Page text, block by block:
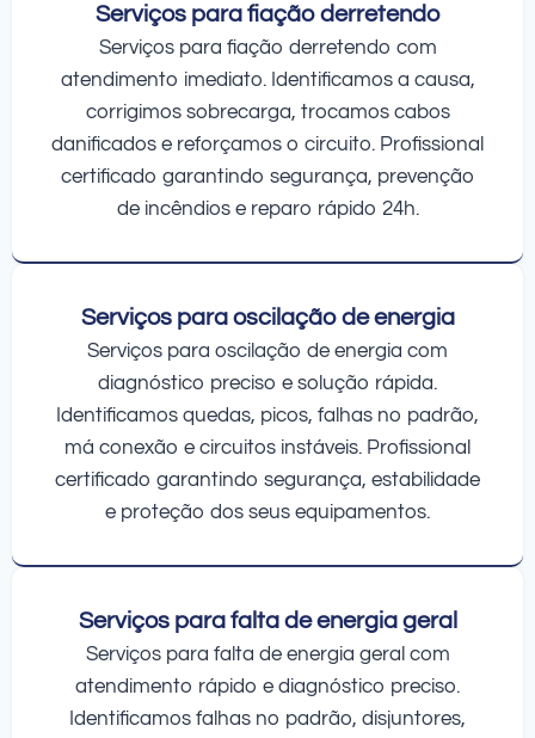
Serviços para fiação derretendo
Serviços para fiação derretendo com
atendimento imediato. Identificamos a causa,
corrigimos sobrecarga, trocamos cabos
danificados e reforçamos o circuito. Profissional
certificado garantindo segurança, prevenção
de incêndios e reparo rápido 24h.
Serviços para oscilação de energia
Serviços para oscilação de energia com
diagnóstico preciso e solução rápida.
Identificamos quedas, picos, falhas no padrão,
má conexão e circuitos instáveis. Profissional
certificado garantindo segurança, estabilidade
e proteção dos seus equipamentos.
Serviços para falta de energia geral
Serviços para falta de energia geral com
atendimento rápido e diagnóstico preciso.
Identificamos falhas no padrão, disjuntores,